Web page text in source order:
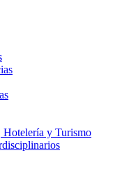
Hotelería y Turismo